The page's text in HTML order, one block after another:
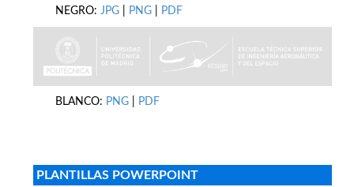
NEGRO: JPG PNG PDF
BLANCO: PNG PDF
PLANTILLAS POWERPOINT